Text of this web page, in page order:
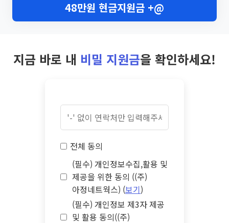
48만원 현금지원금 +@
지금 바로 내 비밀 지원금을 확인하세요!
전체 동의
(필수) 개인정보수집,활용 및
제공을 위한 동의 ((주)
아정네트웍스) (보기)
(필수) 개인정보 제3자 제공
및 활용 동의((주)